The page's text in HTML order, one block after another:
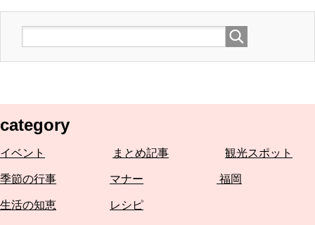
category
イベント まとめ記事 観光スポット
季節の行事 マナー 福岡
生活の知恵 レシピ